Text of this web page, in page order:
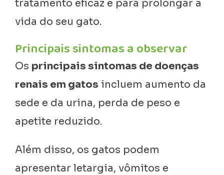
tratamento eficaz e para prolongar a
vida do seu gato.
Principais sintomas a observar
Os principais sintomas de doenças
renais em gatos incluem aumento da
sede e da urina, perda de peso e
apetite reduzido.
Além disso, os gatos podem
apresentar letargia, vômitos e